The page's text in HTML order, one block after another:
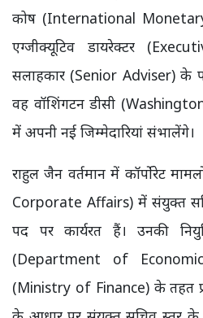
कोष (International
एग्जीक्यूटिव डायरेक्टर
सलाहकार (Senior Adviser) के
वह वॉशिंगटन डीसी
में अपनी नई जिम्मेदारियां संभालेंगे।
राहुल जैन वर्तमान में कॉर्पोरेट
Corporate Affairs) में संयुक्त
पद पर कार्यरत हैं। उनकी
(Department of Economic
(Ministry of Finance) के तहत